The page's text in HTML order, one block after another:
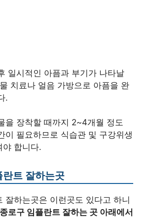
일시적인 아픔과 부기가 나타날
치료나 얼음 가방으로 아픔을 완
.
을 장착할 때까지 2~4개월 정도
이 필요하므로 식습관 및 구강위생
야 합니다.
트 잘하는곳
잘하는곳은 이런곳도 있다고 하니
종로구 임플란트 잘하는 곳 아래에서